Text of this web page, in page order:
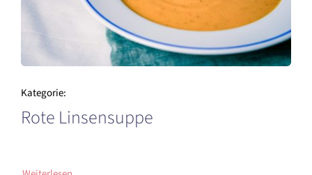
Kategorie:
Rote Linsensuppe